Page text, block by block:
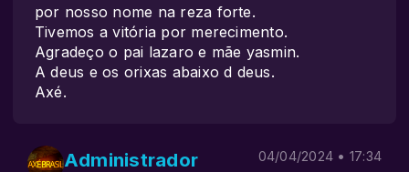
por nosso nome na reza forte.
Tivemos a vitória por merecimento.
Agradeço o pai lazaro e mãe yasmin.
A deus e os orixas abaixo d deus.
Axé.
Administrador 04/04/2024 • 17:34